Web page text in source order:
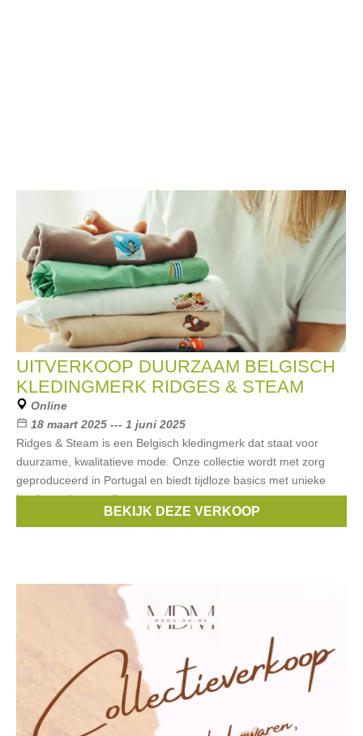
UITVERKOOP DUURZAAM BELGISCH
KLEDINGMERK RIDGES & STEAM
Online
18 maart 2025 --- 1 juni 2025
Ridges & Steam is een Belgisch kledingmerk dat staat voor
duurzame, kwalitatieve mode. Onze collectie wordt met zorg
geproduceerd in Portugal en biedt tijdloze basics met unieke
borduursels voor alle
Ridges & Steam
BEKIJK DEZE VERKOOP